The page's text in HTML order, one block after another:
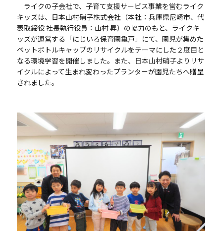
ライクの子会社で、子育て支援サービス事業を営むライク
キッズは、日本山村硝子株式会社（本社：兵庫県尼崎市、代
表取締役 社長執行役員：山村 昇）の協力のもと、ライクキ
ッズが運営する「にじいろ保育園亀戸」にて、園児が集めた
ペットボトルキャップのリサイクルをテーマにした２度目と
なる環境学習を開催しました。また、日本山村硝子よりリサ
イクルによって生まれ変わったプランターが園児たちへ贈呈
されました。